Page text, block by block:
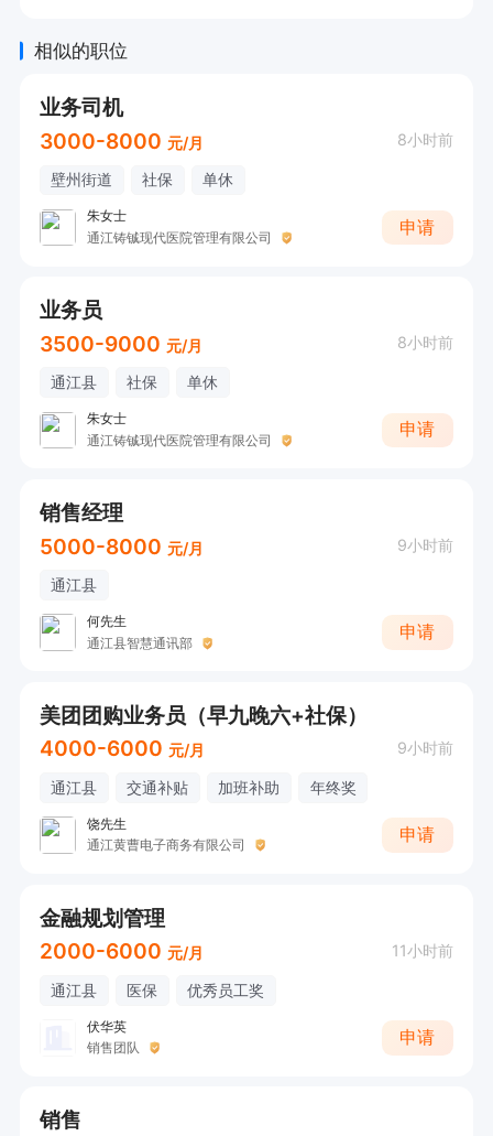
相似的职位
业务司机
3000-8000 元/月 8小时前
壁州街道 社保 单休
朱女士
通江铸铖现代医院管理有限公司
申请
业务员
3500-9000 元/月 8小时前
通江县 社保 单休
朱女士
通江铸铖现代医院管理有限公司
申请
销售经理
5000-8000 元/月 9小时前
通江县
何先生
通江县智慧通讯部
申请
美团团购业务员（早九晚六+社保）
4000-6000 元/月 9小时前
通江县 交通补贴 加班补助 年终奖
饶先生
通江黄曹电子商务有限公司
申请
金融规划管理
2000-6000 元/月 11小时前
通江县 医保 优秀员工奖
伏华英
销售团队
申请
销售